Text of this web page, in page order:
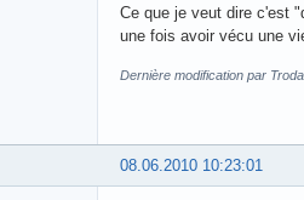
Ce que je veut dire c'est
une fois avoir vécu une
Dernière modification par
08.06.2010 10:23:01